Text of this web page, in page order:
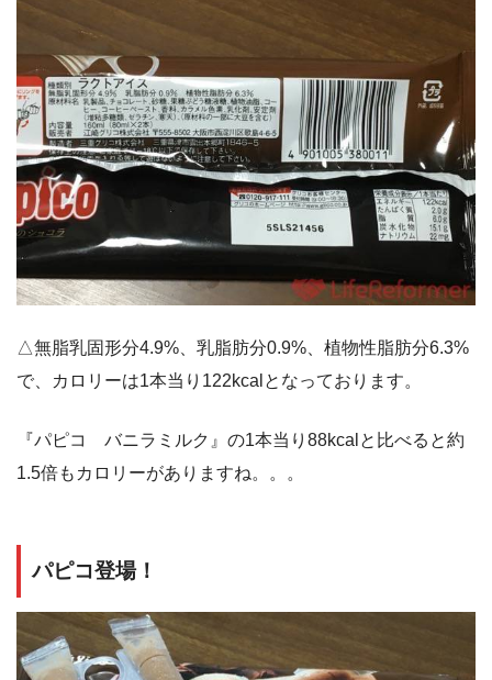
△無脂乳固形分4.9%、乳脂肪分0.9%、植物性脂肪分6.3%
で、カロリーは1本当り122kcalとなっております。
『パピコ バニラミルク』の1本当り88kcalと比べると約
1.5倍もカロリーがありますね。。。
パピコ登場！